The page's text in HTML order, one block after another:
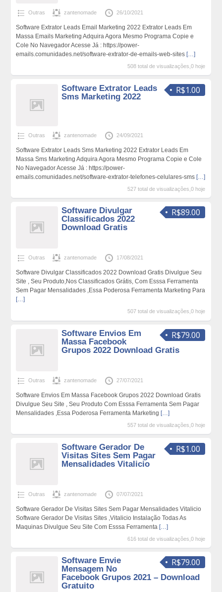
Outras zantenomade 26/10/2021
Software Extrator Leads Email Marketing 2022 Extrator Leads Em
Massa Emails Marketing Adquira Agora Mesmo Programa Copie e
Cole No Navegador Acesse Já : https://power-
emails.comunidades.net/software-extrator-de-emails-web-sites […]
508 total de visualizações,0 hoje
R$1.00
Software Extrator Leads
Sms Marketing 2022
Outras zantenomade 24/09/2021
Software Extrator Leads Sms Marketing 2022 Extrator Leads Em
Massa Sms Marketing Adquira Agora Mesmo Programa Copie e Cole
No Navegador Acesse Já : https://power-
emails.comunidades.net/software-extrator-telefones-celulares-sms […]
527 total de visualizações,0 hoje
R$89.00
Software Divulgar
Classificados 2022
Download Gratis
Outras zantenomade 17/08/2021
Software Divulgar Classificados 2022 Download Gratis Divulgue Seu
Site , Seu Produto,Nos Classificados Grátis, Com Esssa Ferramenta
Sem Pagar Mensalidades ,Essa Poderosa Ferramenta Marketing Para
[…]
507 total de visualizações,0 hoje
R$79.00
Software Envios Em
Massa Facebook
Grupos 2022 Download Gratis
Outras zantenomade 27/07/2021
Software Envios Em Massa Facebook Grupos 2022 Download Gratis
Divulgue Seu Site , Seu Produto Com Esssa Ferramenta Sem Pagar
Mensalidades ,Essa Poderosa Ferramenta Marketing […]
557 total de visualizações,0 hoje
R$1.00
Software Gerador De
Visitas Sites Sem Pagar
Mensalidades Vitalicio
Outras zantenomade 07/07/2021
Software Gerador De Visitas Sites Sem Pagar Mensalidades Vitalicio
Software Gerador De Visitas Sites ,Vitalicio Instalação Todas As
Maquinas Divulgue Seu Site Com Esssa Ferramenta […]
616 total de visualizações,0 hoje
R$79.00
Software Envie
Mensagem No
Facebook Grupos 2021 – Download
Gratuito